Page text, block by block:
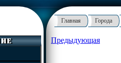
Главная Города
Предыдующая